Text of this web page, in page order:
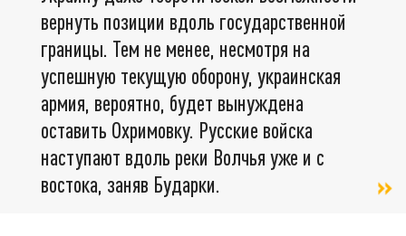
вернуть позиции вдоль государственной
границы. Тем не менее, несмотря на
успешную текущую оборону, украинская
армия, вероятно, будет вынуждена
оставить Охримовку. Русские войска
наступают вдоль реки Волчья уже и с
востока, заняв Бударки.